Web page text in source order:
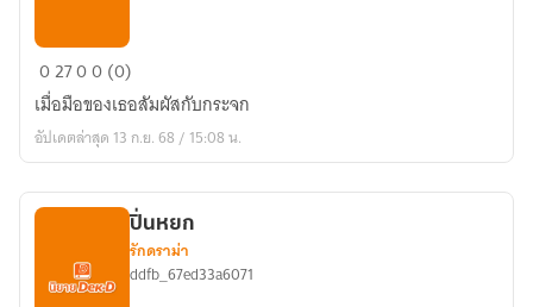
ฟี
โอ
น่า
เฟิร์น
02700 (0)
เมื่อมือของเธอสัมผัสกับกระจก
อัปเดตล่าสุด 13 ก.ย. 68 / 15:08 น.
ปิ่นหยก
รักดราม่า
ddfb_67ed33a6071